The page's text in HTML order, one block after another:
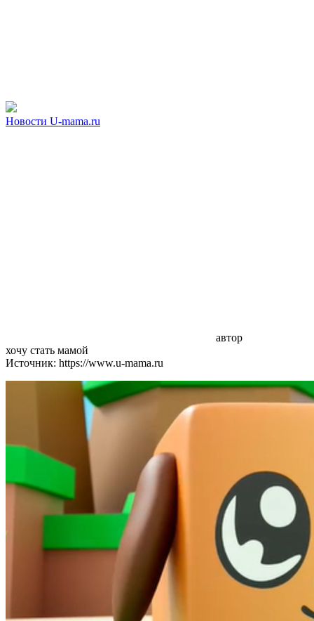
Новости U-mama.ru
автор
хочу стать мамой
Источник: https://www.u-mama.ru